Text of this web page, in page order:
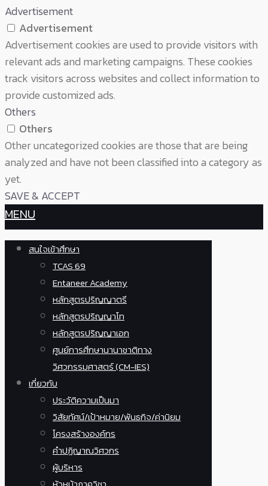
Advertisement
Advertisement
Advertisement cookies are used to provide visitors with
relevant ads and marketing campaigns. These cookies
track visitors across websites and collect information to
provide customized ads.
Others
Others
Other uncategorized cookies are those that are being
analyzed and have not been classified into a category as
yet.
SAVE & ACCEPT
MENU
สนใจเข้าศึกษา
TCAS 69
Entaneer Academy
หลักสูตรปริญญาตรี
หลักสูตรปริญญาโท
หลักสูตรปริญญาเอก
ศูนย์การศึกษานานาชาติทาง
วิศวกรรมศาสตร์ (CM-IES)
เกี่ยวกับ
ประวัติความเป็นมา
วิสัยทัศน์/เป้าหมาย/พันธกิจ/ค่านิยม
โครงสร้างองค์กร
คำปฏิญาณวิศวกร
ผู้บริหาร